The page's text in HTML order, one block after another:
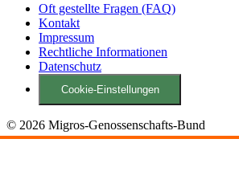
Oft gestellte Fragen (FAQ)
Kontakt
Impressum
Rechtliche Informationen
Datenschutz
Cookie-Einstellungen
© 2026 Migros-Genossenschafts-Bund